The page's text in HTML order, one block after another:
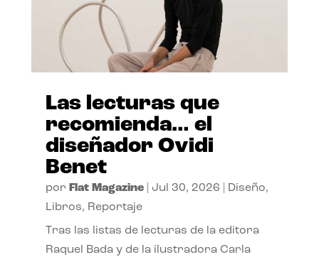
Las lecturas que
recomienda… el
diseñador Ovidi
Benet
por Flat Magazine| Jul 30, 2026 Diseño,
Libros, Reportaje
Tras las listas de lecturas de la editora
Raquel Bada y de la ilustradora Carla